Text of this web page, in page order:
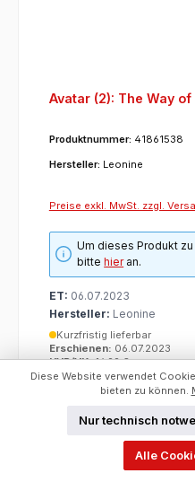
Avatar (2): The Way of
Produktnummer: 41861538
Hersteller: Leonine
Preise exkl. MwSt. zzgl.
Um dieses Produkt
bittehieran.
ET: 06.07.2023
Hersteller: Leonine
Kurzfristig lieferbar
Erschienen: 06.07.2023
UVP/VK:16,99 €
Kategorie:Filme
Diese Website verwendet
bieten zu können.
Nur technisch
Alle